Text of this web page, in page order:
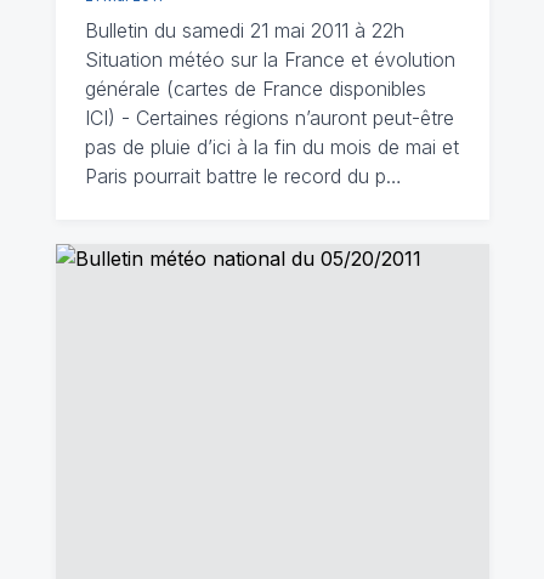
Bulletin du samedi 21 mai 2011 à 22h
Situation météo sur la France et évolution
générale (cartes de France disponibles
ICI) - Certaines régions n’auront peut-être
pas de pluie d’ici à la fin du mois de mai et
Paris pourrait battre le record du p…